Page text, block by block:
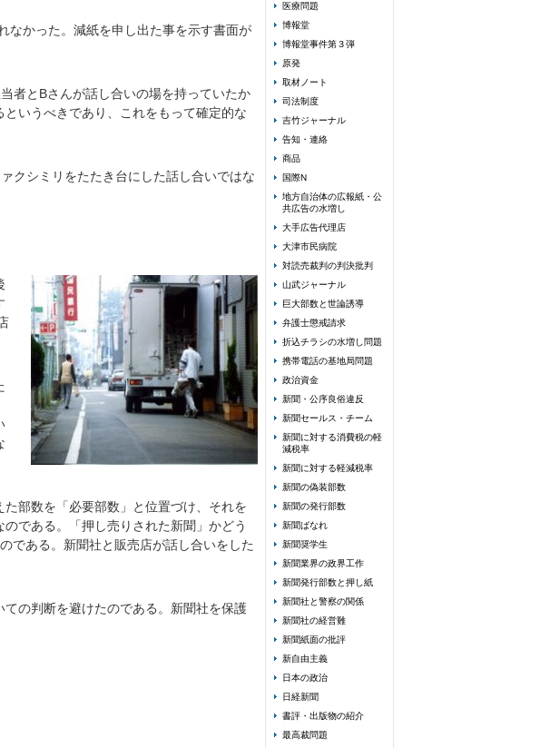
なかった。減紙を申し出た事を示す書面が
者とBさんが話し合いの場を持っていたか
いうべきであり、これをもって確定的な
クシミリをたたき台にした話し合いではな
部数を「必要部数」と位置づけ、それを
である。「押し売りされた新聞」かどう
である。新聞社と販売店が話し合いをした
の判断を避けたのである。新聞社を保護
医療問題
博報堂
博報堂事件第３弾
原発
取材ノート
司法制度
吉竹ジャーナル
告知・連絡
商品
国際N
地方自治体の広報紙・公
共広告の水増し
大手広告代理店
大津市民病院
対読売裁判の判決批判
山武ジャーナル
巨大部数と世論誘導
弁護士懲戒請求
折込チラシの水増し問題
携帯電話の基地局問題
政治資金
新聞・公序良俗違反
新聞セールス・チーム
新聞に対する消費税の軽
減税率
新聞に対する軽減税率
新聞の偽装部数
新聞の発行部数
新聞ばなれ
新聞奨学生
新聞業界の政界工作
新聞発行部数と押し紙
新聞社と警察の関係
新聞社の経営難
新聞紙面の批評
新自由主義
日本の政治
日経新聞
書評・出版物の紹介
最高裁問題